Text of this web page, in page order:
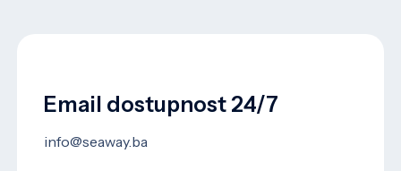
Email dostupnost 24/7
info@seaway.ba